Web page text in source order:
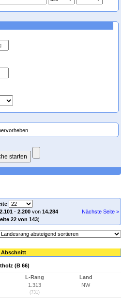
2.101- 2.200von 14.284
22 von 143)
Nächste Seite >
Abschnitt
(B 66)
L-Rang
1.313
(731)
Land
NW